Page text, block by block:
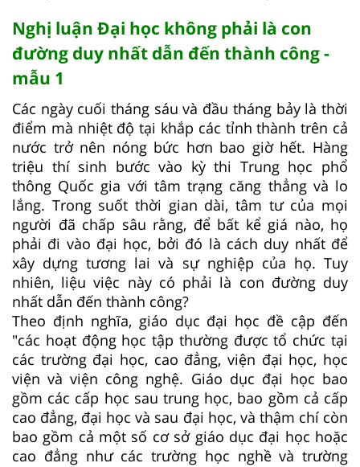
Nghị luận Đại học không phải là con
đường duy nhất dẫn đến thành công -
mẫu 1
Các ngày cuối tháng sáu và đầu tháng bảy là thời
điểm mà nhiệt độ tại khắp các tỉnh thành trên cả
nước trở nên nóng bức hơn bao giờ hết. Hàng
triệu thí sinh bước vào kỳ thi Trung học phổ
thông Quốc gia với tâm trạng căng thẳng và lo
lắng. Trong suốt thời gian dài, tâm tư của mọi
người đã chấp sâu rằng, để bất kể giá nào, họ
phải đi vào đại học, bởi đó là cách duy nhất để
xây dựng tương lai và sự nghiệp của họ. Tuy
nhiên, liệu việc này có phải là con đường duy
nhất dẫn đến thành công?
Theo định nghĩa, giáo dục đại học đề cập đến
"các hoạt động học tập thường được tổ chức tại
các trường đại học, cao đẳng, viện đại học, học
viện và viện công nghệ. Giáo dục đại học bao
gồm các cấp học sau trung học, bao gồm cả cấp
cao đẳng, đại học và sau đại học, và thậm chí còn
bao gồm cả một số cơ sở giáo dục đại học hoặc
cao đẳng như các trường học nghề và trường